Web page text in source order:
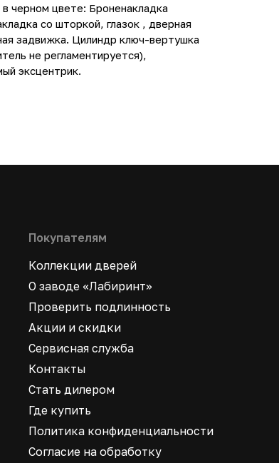
черном цвете: Броненакладка
со шторкой, глазок , дверная
задвижка. Цилиндр ключ-вертушка
не регламентируется),
эксцентрик.
Покупателям
Коллекции дверей
О заводе «Лабиринт»
Проверить подлинность
Акции и скидки
Сервисная служба
Контакты
Стать дилером
Где купить
Политика конфиденциальности
Согласие на обработку